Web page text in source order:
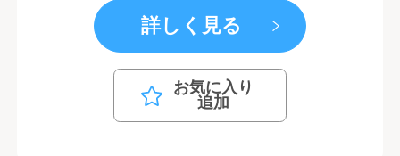
詳しく見る
お気に入り
追加